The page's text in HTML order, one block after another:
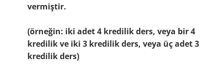
vermiştir.
(örneğin: iki adet 4 kredilik ders, veya bir 4
kredilik ve iki 3 kredilik ders, veya üç adet 3
kredilik ders)